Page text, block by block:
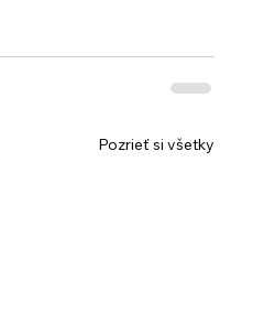
Pozrieť si všetky